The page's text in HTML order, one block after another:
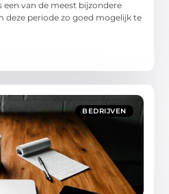
een van de meest bijzondere
deze periode zo goed mogelijk te
BEDRIJVEN